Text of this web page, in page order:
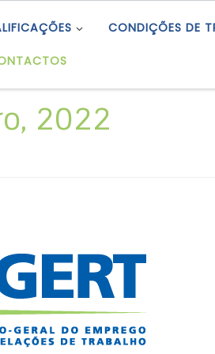
CONDIÇÕES DE
2022
de 18 de abril de 2018,
e do Conselho) é
digital europeia que integra
ferramentas gratuitas, para
a gerirem as suas
ao longo da vida.
Europass são: O Perfil […]